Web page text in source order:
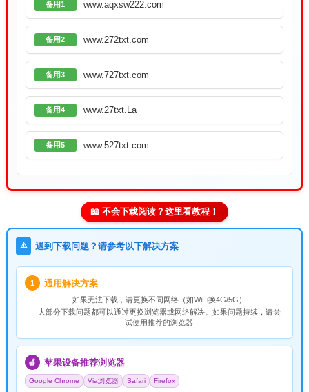
备用1 www.aqxsw222.com
备用2 www.272txt.com
备用3 www.727txt.com
备用4 www.27txt.La
备用5 www.527txt.com
📖 不会下载阅读？这里看教程！
⚠️ 遇到下载问题？请参考以下解决方案
1 通用解决方案
如果无法下载，请更换不同网络（如WiFi换4G/5G）
大部分下载问题都可以通过更换浏览器或网络解决。如果问题持续，请尝
试使用推荐的浏览器
🍎 苹果设备推荐浏览器
Google Chrome Via浏览器 Safari Firefox